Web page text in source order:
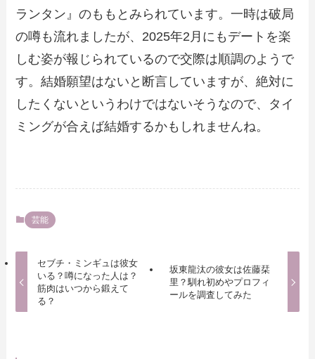
ランタン』のももとみられています。一時は破局
の噂も流れましたが、2025年2月にもデートを楽
しむ姿が報じられているので交際は順調のようで
す。結婚願望はないと断言していますが、絶対に
したくないというわけではないそうなので、タイ
ミングが合えば結婚するかもしれませんね。
芸能
セブチ・ミンギュは彼女
いる？噂になった人は？
筋肉はいつから鍛えて
る？
坂東龍汰の彼女は佐藤栞
里？馴れ初めやプロフィ
ールを調査してみた